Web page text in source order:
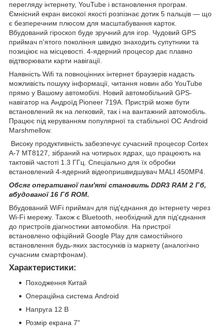
перегляду інтернету, YouTube і встановлення програм.
Ємнісний екран високої якості розпізнає дотик 5 пальців — що
є безперечним плюсом для масштабування карток.
Вбудований гіроскоп буде зручний для ігор. Чудовий GPS
приймач п'ятого покоління швидко знаходить супутники та
позиціює на місцевості. 4-ядерний процесор дає плавно
відтворювати карти навігації.
Наявність Wifi та повноцінних інтернет браузерів надасть
можливість пошуку інформації, читання новин або YouTube
прямо у Вашому автомобілі. Новий автомобільний GPS-
навігатор на Андроїд Pioneer 719A. Пристрій може бути
встановлений як на легковий, так і на вантажний автомобіль.
Працює під керуванням популярної та стабільної ОС Android
Marshmellow.
Високу продуктивність забезпечує сучасний процесор Cortex
A-7 MT8127, зібраний на чотирьох ядрах, що працюють на
тактовій частоті 1.3 ГГц. Спеціально для їх обробки
встановлений 4-ядерний відеопришвидшувач MALI 450МР4.
Обсяг оперативної пам'яті становить DDR3 RAM 2 Гб,
вбудованої 16 Гб ROM.
Вбудований WiFi приймач для під'єднання до інтернету через
Wi-Fi мережу. Також є Bluetooth, необхідний для під'єднання
до пристроїв діагностики автомобіля. На пристрої
встановлено офіційний Google Play для самостійного
встановлення будь-яких застосунків із маркету (аналогічно
сучасним смартфонам).
Характеристики:
Походження Китай
Операційна система Android
Напруга 12 В
Розмір екрана 7"